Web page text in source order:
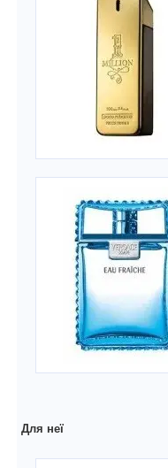
Для неї